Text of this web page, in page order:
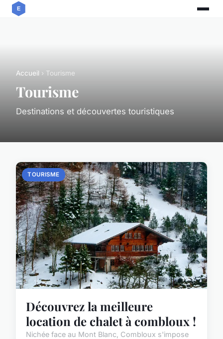
Accueil › Tourisme
Tourisme
Destinations et découvertes touristiques
TOURISME
Découvrez la meilleure
location de chalet à combloux !
Nichée face au Mont Blanc, Combloux s'impose